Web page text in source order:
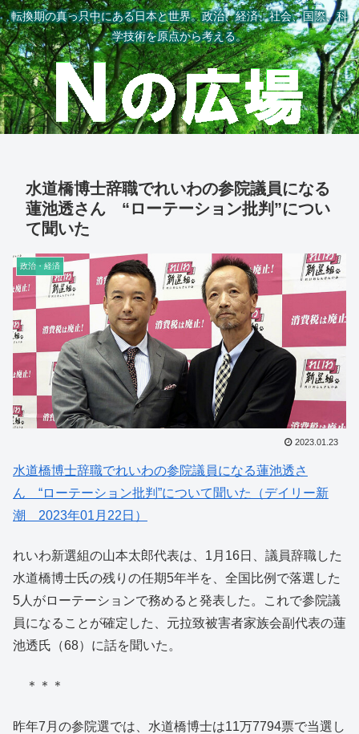
転換期の真っ只中にある日本と世界。政治、経済、社会、国際、科
学技術を原点から考える。
水道橋博士辞職でれいわの参院議員になる
蓮池透さん “ローテーション批判”につい
て聞いた
政治・経済
2023.01.23
水道橋博士辞職でれいわの参院議員になる蓮池透さ
ん “ローテーション批判”について聞いた（デイリー新
潮 2023年01月22日）
れいわ新選組の山本太郎代表は、1月16日、議員辞職した
水道橋博士氏の残りの任期5年半を、全国比例で落選した
5人がローテーションで務めると発表した。これで参院議
員になることが確定した、元拉致被害者家族会副代表の蓮
池透氏（68）に話を聞いた。
＊＊＊
昨年7月の参院選では、水道橋博士は11万7794票で当選し